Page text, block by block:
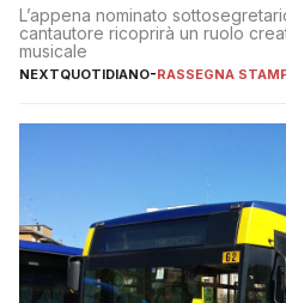
L’appena nominato
cantautore ricoprirà un ruolo
musicale
NEXTQUOTIDIANO-RASSEGNA